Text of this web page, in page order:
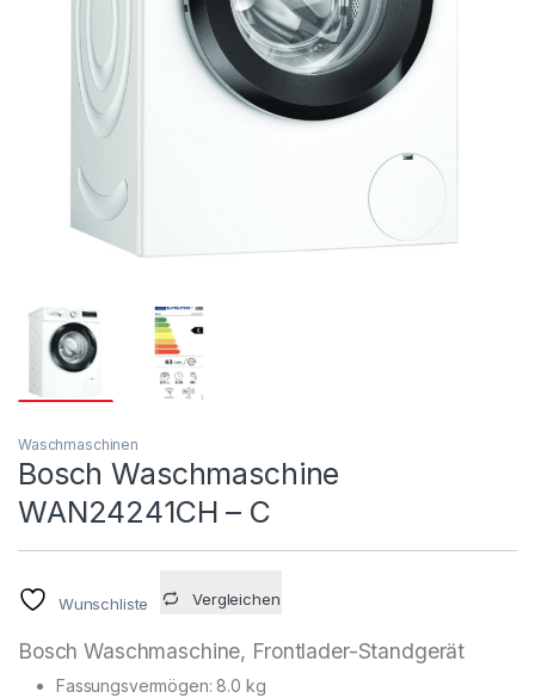
Waschmaschinen
Bosch Waschmaschine
WAN24241CH – C
Wunschliste Vergleichen
Bosch Waschmaschine, Frontlader-Standgerät
Fassungsvermögen: 8.0 kg